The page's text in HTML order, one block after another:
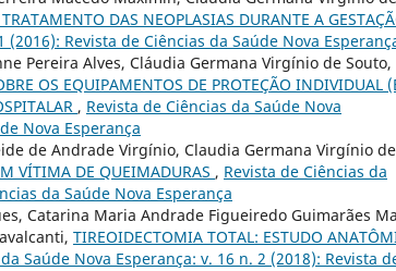
DAS NEOPLASIAS DURANTE A
Revista de Ciências da Saúde Nova
Pereira Alves, Cláudia Germana Virgínio de Souto,
OS EQUIPAMENTOS DE PROTEÇÃO INDIVIDUAL
, Revista de Ciências da Saúde Nova
Nova Esperança
de Andrade Virgínio, Claudia Germana Virgínio de
VÍTIMA DE QUEIMADURAS , Revista de Ciências da
da Saúde Nova Esperança
Catarina Maria Andrade Figueiredo Guimarães
TIREOIDECTOMIA TOTAL: ESTUDO
Saúde Nova Esperança: v. 16 n. 2 (2018): Revista